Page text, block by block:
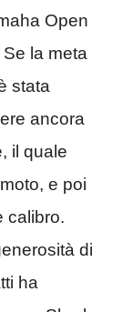
Open
la meta
stata
ancora
il quale
e poi
calibro.
di
ha